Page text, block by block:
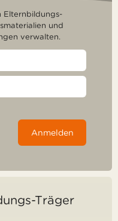
Elternbildungs-
und
verwalten.
Anmelden
Träger